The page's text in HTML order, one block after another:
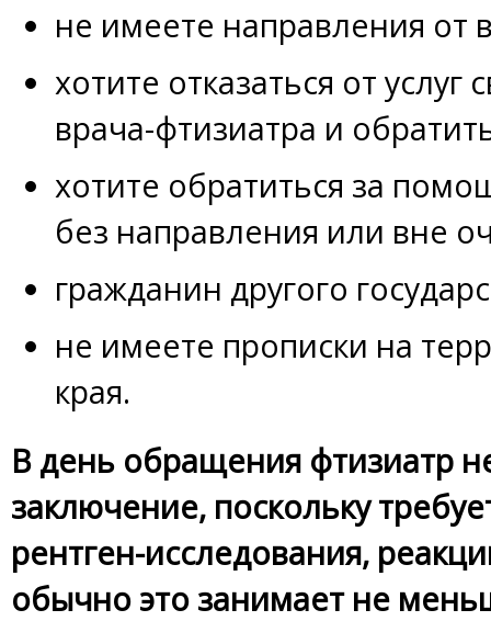
не имеете направления от
хотите отказаться от услуг
врача-фтизиатра и
хотите обратиться за
без направления или вне
гражданин другого
не имеете прописки на
края.
В день обращения фтизиатр
заключение, поскольку
рентген-исследования,
обычно это занимает не